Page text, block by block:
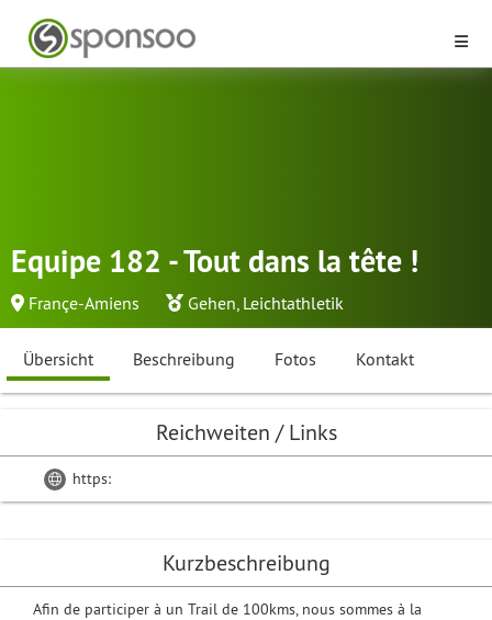
Equipe 182 - Tout dans la tête !
Françe-Amiens Gehen, Leichtathletik
Übersicht Beschreibung Fotos Kontakt
Kurzbeschreibung
Afin de participer à un Trail de 100kms, nous sommes à la
Reichweiten / Links
https: